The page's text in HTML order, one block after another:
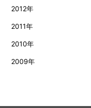
2012年
2011年
2010年
2009年